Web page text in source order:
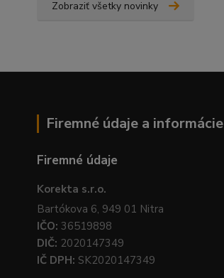
Zobraziť všetky novinky
Firemné údaje a informácie
Firemné údaje
Korekta s.r.o.
Bartókova 6, 949 01 Nitra
IČO: 36519898
DIČ: 2020147349
IČ DPH: SK2020147349